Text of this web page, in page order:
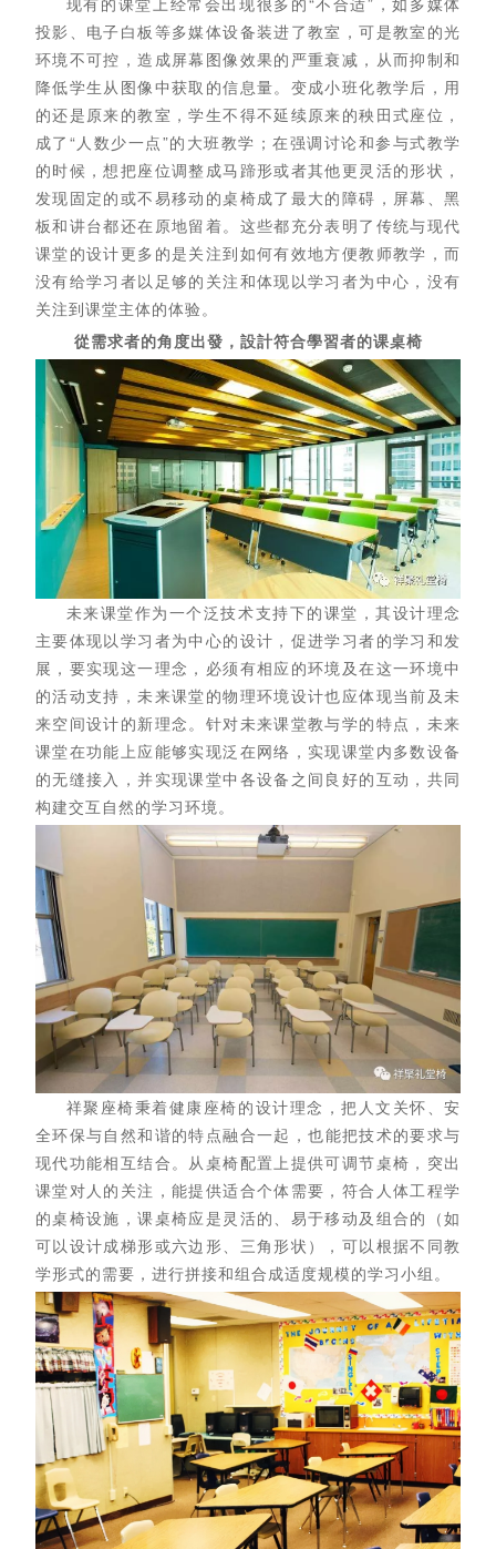
投影、电子白板等多媒体设备装进了教室，可是教室的光
环境不可控，造成屏幕图像效果的严重衰减，从而抑制和
降低学生从图像中获取的信息量。变成小班化教学后，用
的还是原来的教室，学生不得不延续原来的秧田式座位，
成了“人数少一点”的大班教学；在强调讨论和参与式教学
的时候，想把座位调整成马蹄形或者其他更灵活的形状，
发现固定的或不易移动的桌椅成了最大的障碍，屏幕、黑
板和讲台都还在原地留着。这些都充分表明了传统与现代
课堂的设计更多的是关注到如何有效地方便教师教学，而
没有给学习者以足够的关注和体现以学习者为中心，没有
关注到课堂主体的体验。
從需求者的角度出發，設計符合學習者的课桌椅
未来课堂作为一个泛技术支持下的课堂，其设计理念
主要体现以学习者为中心的设计，促进学习者的学习和发
展，要实现这一理念，必须有相应的环境及在这一环境中
的活动支持，未来课堂的物理环境设计也应体现当前及未
来空间设计的新理念。针对未来课堂教与学的特点，未来
课堂在功能上应能够实现泛在网络，实现课堂内多数设备
的无缝接入，并实现课堂中各设备之间良好的互动，共同
构建交互自然的学习环境。
祥聚座椅秉着健康座椅的设计理念，把人文关怀、安
全环保与自然和谐的特点融合一起，也能把技术的要求与
现代功能相互结合。从桌椅配置上提供可调节桌椅，突出
课堂对人的关注，能提供适合个体需要，符合人体工程学
的桌椅设施，课桌椅应是灵活的、易于移动及组合的（如
可以设计成梯形或六边形、三角形状），可以根据不同教
学形式的需要，进行拼接和组合成适度规模的学习小组。